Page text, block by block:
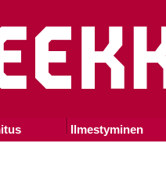
Ilmestyminen